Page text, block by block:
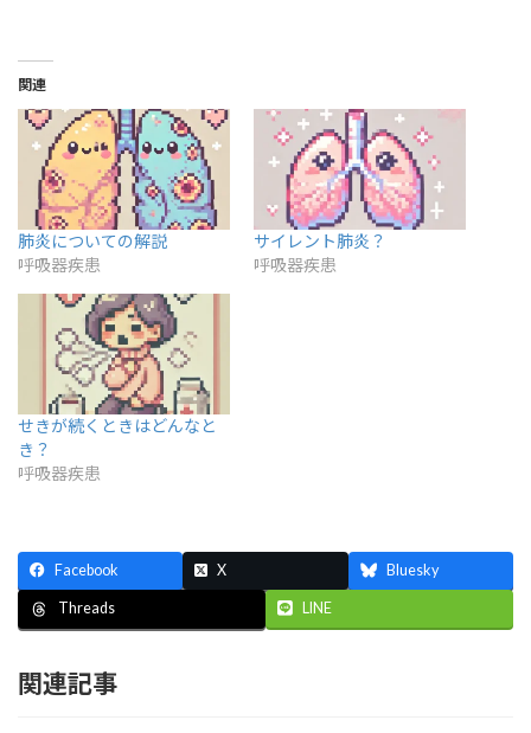
中…
関連
肺炎についての解説
呼吸器疾患
サイレント肺炎？
呼吸器疾患
せきが続くときはどんなと
き？
呼吸器疾患
Facebook X Bluesky
Threads LINE
関連記事